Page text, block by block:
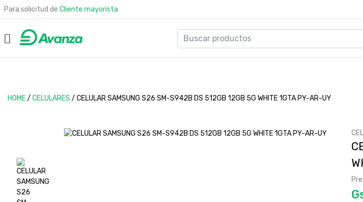
Para solicitud de Cliente mayorista
HOME/ CELULARES / CELULAR SAMSUNG S26 SM-S942B DS 512GB 12GB 5G WHITE 1GTA PY-AR-UY